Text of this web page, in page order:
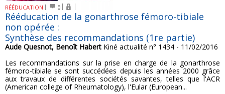
RÉÉDUCATION 0
Rééducation de la gonarthrose fémoro-tibiale
non opérée :
Synthèse des recommandations (1re partie)
Aude Quesnot, Benoît Habert Kiné actualité n° 1434 - 11/02/2016
Les recommandations sur la prise en charge de la gonarthrose
fémoro-tibiale se sont succédées depuis les années 2000 grâce
aux travaux de différentes sociétés savantes, telles que l'ACR
(American college of Rheumatology), l'Eular (European...